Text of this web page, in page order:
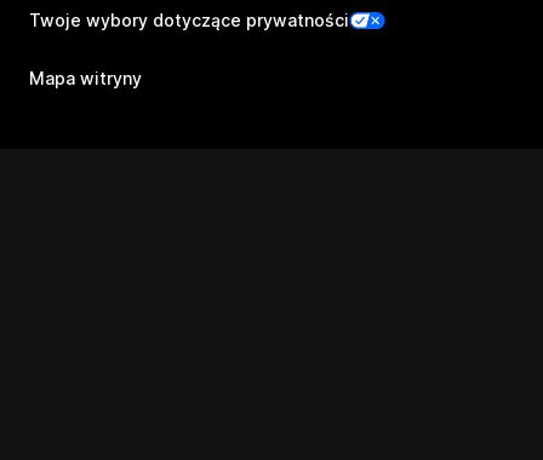
Twoje wybory dotyczące prywatności
Mapa witryny